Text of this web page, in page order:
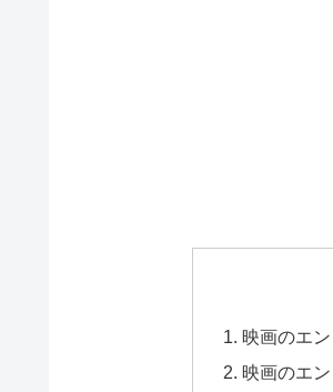
映画のエ
映画のエ